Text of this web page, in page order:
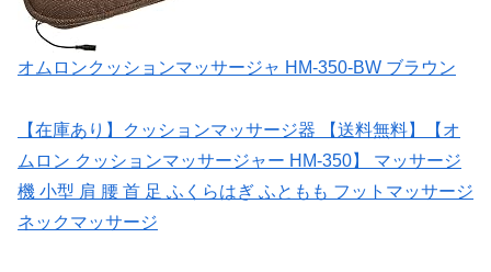
オムロンクッションマッサージャ HM-350-BW ブラウン
【在庫あり】クッションマッサージ器 【送料無料】【オ
ムロン クッションマッサージャー HM-350】 マッサージ
機 小型 肩 腰 首 足 ふくらはぎ ふともも フットマッサージ
ネックマッサージ